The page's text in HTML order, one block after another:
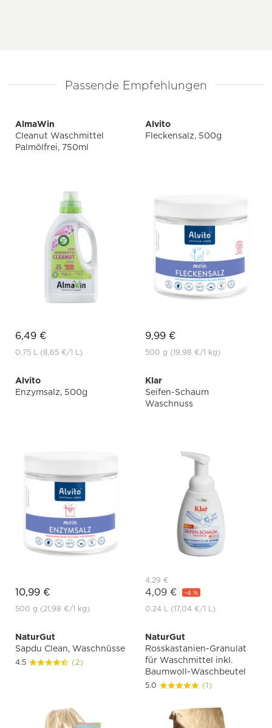
Passende Empfehlungen
AlmaWin
Cleanut Waschmittel
Palmölfrei, 750ml
6,49 €
0.75 L (8,65 €/1 L)
Alvito
Fleckensalz, 500g
9,99 €
500 g (19,98 €/1 kg)
Alvito
Enzymsalz, 500g
10,99 €
500 g (21,98 €/1 kg)
Klar
Seifen-Schaum
Waschnuss
4,29 €
4,09 € -4 %
0.24 L (17,04 €/1 L)
NaturGut
Sapdu Clean, Waschnüsse
4.5 (2)
NaturGut
Rosskastanien-Granulat
für Waschmittel inkl.
Baumwoll-Waschbeutel
5.0 (1)